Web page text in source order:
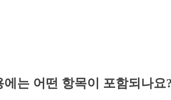
는 어떤 항목이 포함되나요